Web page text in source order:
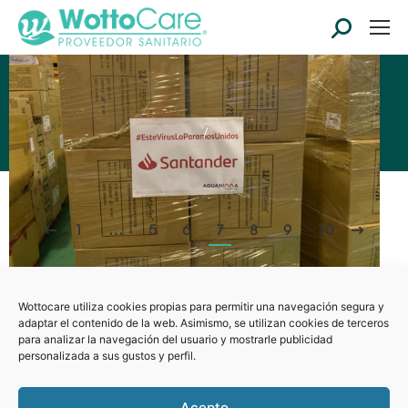
Wottocare utiliza cookies propias para permitir una navegación segura y
adaptar el contenido de la web. Asimismo, se utilizan cookies de terceros
para analizar la navegación del usuario y mostrarle publicidad
personalizada a sus gustos y perfil.
Buscar:
Archivos por año:2020
Estás aquí:
Inicio 2020
1 … 5 6 7 8 9 10